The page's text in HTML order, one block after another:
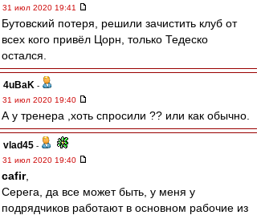
31 июл 2020 19:41
Бутовский потеря, решили зачистить клуб от
всех кого привёл Цорн, только Тедеско
остался.
4uBaK -
31 июл 2020 19:40
А у тренера ,хоть спросили ?? или как обычно.
vlad45 -
31 июл 2020 19:40
cafir,
Серега, да все может быть, у меня у
подрядчиков работают в основном рабочие из